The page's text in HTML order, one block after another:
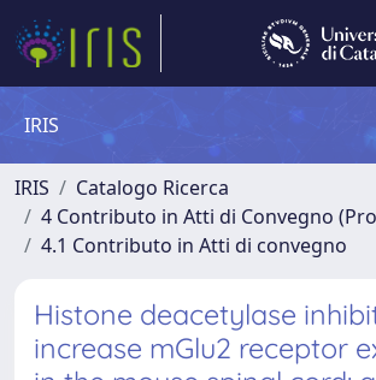
IRIS
IRIS
Catalogo Ricerca
4 Contributo in Atti di Convegno
4.1 Contributo in Atti di convegno
Histone deacetylase
increase mGlu2 receptor